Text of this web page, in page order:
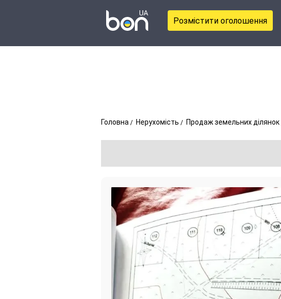
Розмістити оголошення
Головна Нерухомість Продаж земельних ділянок